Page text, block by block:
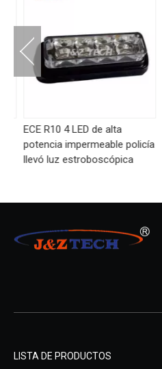
ECE R10 4 LED de alta
potencia impermeable policía
llevó luz estroboscópica
LISTA DE PRODUCTOS